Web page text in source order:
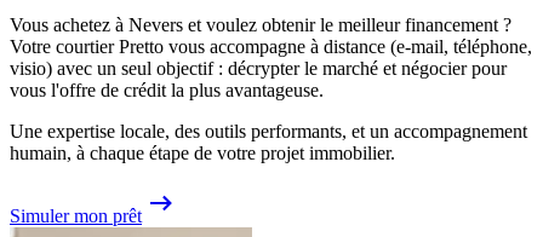
Vous achetez à Nevers et voulez obtenir le meilleur financement ?
Votre courtier Pretto vous accompagne à distance (e-mail, téléphone,
visio) avec un seul objectif : décrypter le marché et négocier pour
vous l'offre de crédit la plus avantageuse.
Une expertise locale, des outils performants, et un accompagnement
humain, à chaque étape de votre projet immobilier.
Simuler mon prêt